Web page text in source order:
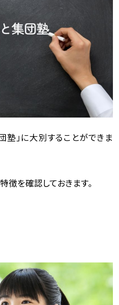
塾」に大別することができま
徴を確認しておきます。